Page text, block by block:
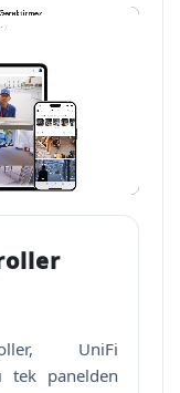
UniFi
tek panelden